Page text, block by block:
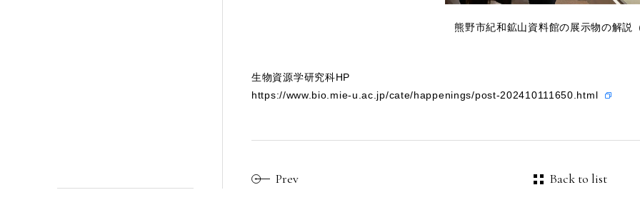
熊野市紀和鉱山資料館の展示物の解説
生物資源学研究科HP
https://www.bio.mie-u.ac.jp/cate/happenings/post-202410111650.html
Prev Back to list